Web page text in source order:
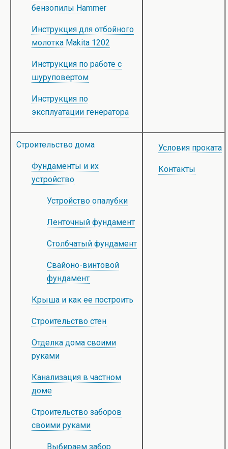
бензопилы Hammer
Инструкция для отбойного
молотка Makita 1202
Инструкция по работе с
шуруповертом
Инструкция по
эксплуатации генератора
Строительство дома
Фундаменты и их
устройство
Устройство опалубки
Ленточный фундамент
Столбчатый фундамент
Свайоно-винтовой
фундамент
Крыша и как ее построить
Строительство стен
Отделка дома своими
руками
Канализация в частном
доме
Строительство заборов
своими руками
Выбираем забор
Условия проката
Контакты